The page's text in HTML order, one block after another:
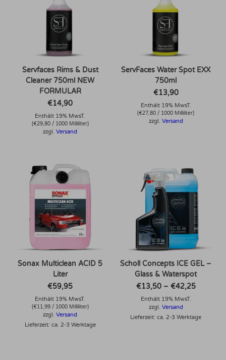
Servfaces Rims & Dust
Cleaner 750ml NEW
FORMULAR
€14,90
Enthält 19% MwsT.
(€29,80/ 1000 Milliliter)
zzgl.Versand
ServFaces Water Spot EXX
750ml
€13,90
Enthält 19% MwsT.
(€27,80 / 1000 Milliliter)
zzgl. Versand
Sonax Multiclean ACID 5
Liter
€59,95
Enthält 19% MwsT.
(€11,99/ 1000 Milliliter)
zzgl.Versand
Lieferzeit: ca. 2-3 Werktage
Scholl Concepts ICE GEL –
Glass & Waterspot
€13,50 – €42,25
Enthält 19% MwsT.
zzgl. Versand
Lieferzeit: ca. 2-3 Werktage